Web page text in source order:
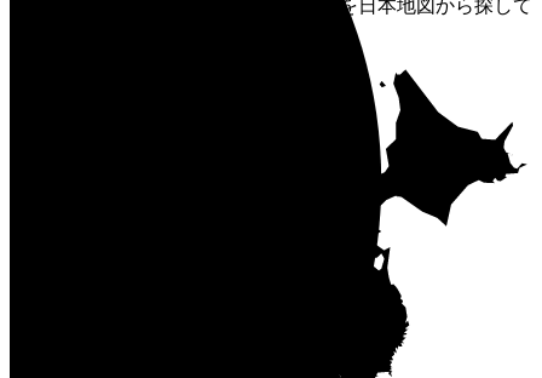
どのような街づくりを目指しているかを日本地図から探して